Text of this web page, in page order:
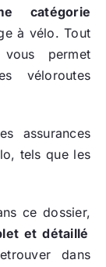
catégorie
à vélo. Tout
permet
véloroutes
assurances
tels que les
ce dossier,
et détaillé
dans